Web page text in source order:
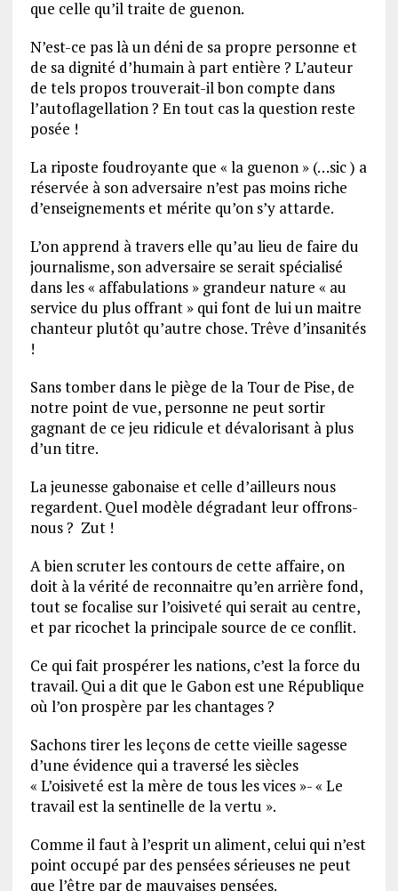
que celle qu’il traite de guenon.
N’est-ce pas là un déni de sa propre personne et
de sa dignité d’humain à part entière ? L’auteur
de tels propos trouverait-il bon compte dans
l’autoflagellation ? En tout cas la question reste
posée !
La riposte foudroyante que « la guenon » (…sic ) a
réservée à son adversaire n’est pas moins riche
d’enseignements et mérite qu’on s’y attarde.
L’on apprend à travers elle qu’au lieu de faire du
journalisme, son adversaire se serait spécialisé
dans les « affabulations » grandeur nature « au
service du plus offrant » qui font de lui un maitre
chanteur plutôt qu’autre chose. Trêve d’insanités
!
Sans tomber dans le piège de la Tour de Pise, de
notre point de vue, personne ne peut sortir
gagnant de ce jeu ridicule et dévalorisant à plus
d’un titre.
La jeunesse gabonaise et celle d’ailleurs nous
regardent. Quel modèle dégradant leur offrons-
nous ? Zut !
A bien scruter les contours de cette affaire, on
doit à la vérité de reconnaitre qu’en arrière fond,
tout se focalise sur l’oisiveté qui serait au centre,
et par ricochet la principale source de ce conflit.
Ce qui fait prospérer les nations, c’est la force du
travail. Qui a dit que le Gabon est une République
où l’on prospère par les chantages ?
Sachons tirer les leçons de cette vieille sagesse
d’une évidence qui a traversé les siècles
« L’oisiveté est la mère de tous les vices »- « Le
travail est la sentinelle de la vertu ».
Comme il faut à l’esprit un aliment, celui qui n’est
point occupé par des pensées sérieuses ne peut
que l’être par de mauvaises pensées.